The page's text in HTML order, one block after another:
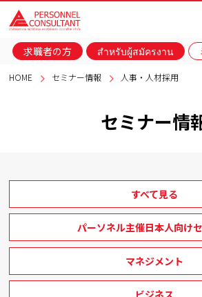
求職者の方 สำหรับผู้สมัครงาน
HOME セミナー情報 人事・人材採用
セミナー情
すべて見る
パーソネル主催日本人向け
マネジメント